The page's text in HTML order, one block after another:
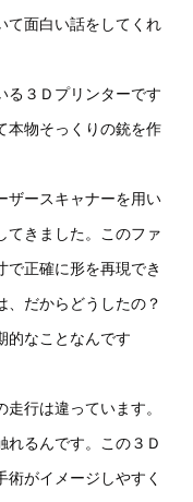
て面白い話をしてくれ
る３Ｄプリンターです
本物そっくりの銃を作
ザースキャナーを用い
てきました。このファ
で正確に形を再現でき
、だからどうしたの？
的なことなんです
行は違っています。
れるんです。この３Ｄ
がイメージしやすく